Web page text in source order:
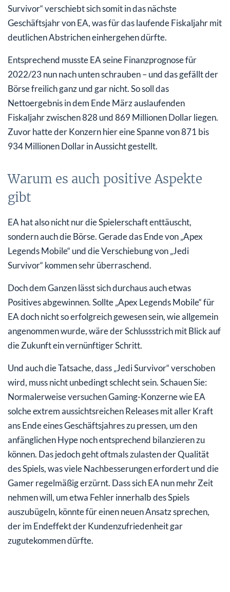
Survivor“ verschiebt sich somit in das nächste
Geschäftsjahr von EA, was für das laufende Fiskaljahr mit
deutlichen Abstrichen einhergehen dürfte.
Entsprechend musste EA seine Finanzprognose für
2022/23 nun nach unten schrauben – und das gefällt der
Börse freilich ganz und gar nicht. So soll das
Nettoergebnis in dem Ende März auslaufenden
Fiskaljahr zwischen 828 und 869 Millionen Dollar liegen.
Zuvor hatte der Konzern hier eine Spanne von 871 bis
934 Millionen Dollar in Aussicht gestellt.
Warum es auch positive Aspekte
gibt
EA hat also nicht nur die Spielerschaft enttäuscht,
sondern auch die Börse. Gerade das Ende von „Apex
Legends Mobile“ und die Verschiebung von „Jedi
Survivor“ kommen sehr überraschend.
Doch dem Ganzen lässt sich durchaus auch etwas
Positives abgewinnen. Sollte „Apex Legends Mobile“ für
EA doch nicht so erfolgreich gewesen sein, wie allgemein
angenommen wurde, wäre der Schlussstrich mit Blick auf
die Zukunft ein vernünftiger Schritt.
Und auch die Tatsache, dass „Jedi Survivor“ verschoben
wird, muss nicht unbedingt schlecht sein. Schauen Sie:
Normalerweise versuchen Gaming-Konzerne wie EA
solche extrem aussichtsreichen Releases mit aller Kraft
ans Ende eines Geschäftsjahres zu pressen, um den
anfänglichen Hype noch entsprechend bilanzieren zu
können. Das jedoch geht oftmals zulasten der Qualität
des Spiels, was viele Nachbesserungen erfordert und die
Gamer regelmäßig erzürnt. Dass sich EA nun mehr Zeit
nehmen will, um etwa Fehler innerhalb des Spiels
auszubügeln, könnte für einen neuen Ansatz sprechen,
der im Endeffekt der Kundenzufriedenheit gar
zugutekommen dürfte.